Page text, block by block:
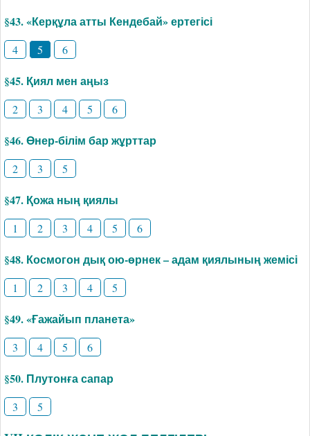
§43. «Керқұла атты Кендебай» ертегісі
4 5 6
§45. Қиял мен аңыз
2 3 4 5 6
§46. Өнер-білім бар жұрттар
2 3 5
§47. Қожа ның қиялы
1 2 3 4 5 6
§48. Космогон дық ою-өрнек – адам қиялының жемісі
1 2 3 4 5
§49. «Ғажайып планета»
3 4 5 6
§50. Плутонға сапар
3 5